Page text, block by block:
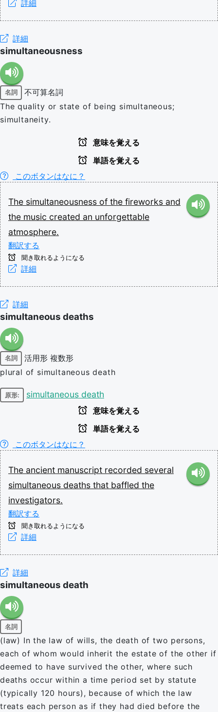
詳細
詳細
simultaneousness
名詞
不可算名詞
The quality or state of being simultaneous;
simultaneity.
意味を覚える
単語を覚える
このボタンはなに？
The simultaneousness of the fireworks and
the music created an unforgettable
atmosphere.
翻訳する
聞き取れるようになる
詳細
詳細
simultaneous deaths
名詞 活用形 複数形
plural of simultaneous death
原形: simultaneous death
意味を覚える
単語を覚える
このボタンはなに？
The ancient manuscript recorded several
simultaneous deaths that baffled the
investigators.
翻訳する
聞き取れるようになる
詳細
詳細
simultaneous death
名詞
(law) In the law of wills, the death of two persons,
each of whom would inherit the estate of the other if
deemed to have survived the other, where such
deaths occur within a time period set by statute
(typically 120 hours), because of which the law
treats each person as if they had died before the